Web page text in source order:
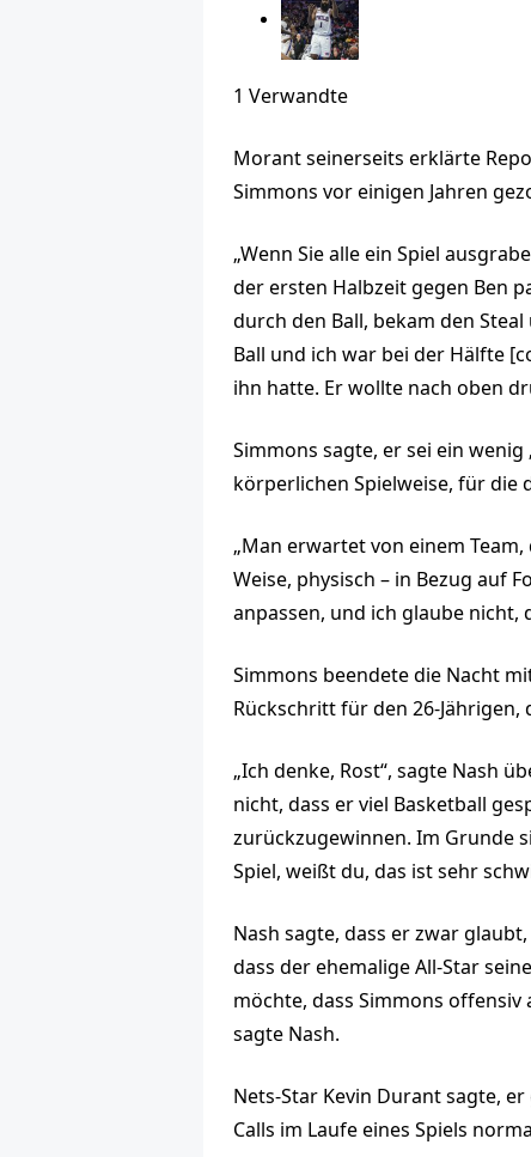
1 Verwandte
Morant seinerseits erklärte
Simmons vor einigen Jahren
„Wenn Sie alle ein Spiel
der ersten Halbzeit gegen Ben
durch den Ball, bekam den
Ball und ich war bei der Hälfte
ihn hatte. Er wollte nach oben
Simmons sagte, er sei ein
körperlichen Spielweise, für die
„Man erwartet von einem
Weise, physisch – in Bezug auf
anpassen, und ich glaube nicht,
Simmons beendete die Nacht
Rückschritt für den 26-
„Ich denke, Rost“, sagte Nash
nicht, dass er viel Basketball
zurückzugewinnen. Im Grunde
Spiel, weißt du, das ist sehr
Nash sagte, dass er zwar
dass der ehemalige All-Star
möchte, dass Simmons
sagte Nash.
Nets-Star Kevin Durant sagte,
Calls im Laufe eines Spiels